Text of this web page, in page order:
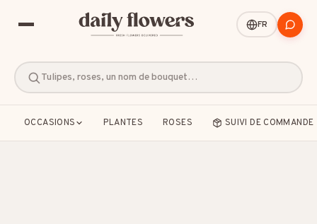
Tulipes, roses, un nom de bouquet…
FR
OCCASIONS PLANTES ROSES SUIVI DE COMMANDE